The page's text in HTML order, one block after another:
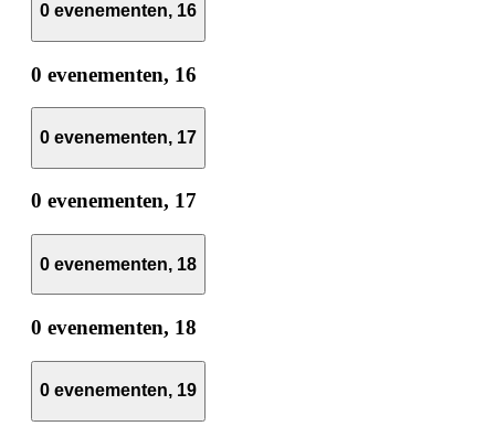
0 evenementen, 16
0 evenementen, 16
0 evenementen, 17
0 evenementen, 17
0 evenementen, 18
0 evenementen, 18
0 evenementen, 19